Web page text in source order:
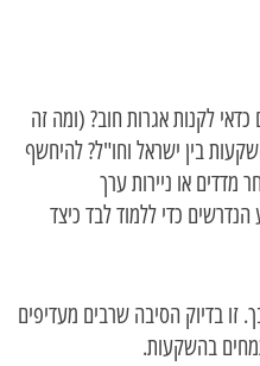
לקנות אגרות חוב? (ומה זה
בין ישראל וחו"ל? להיחשף
מדדים או ניירות ערך
הנדרשים כדי ללמוד לבד כיצד
בדיוק הסיבה שרבים מעדיפים
בהשקעות.